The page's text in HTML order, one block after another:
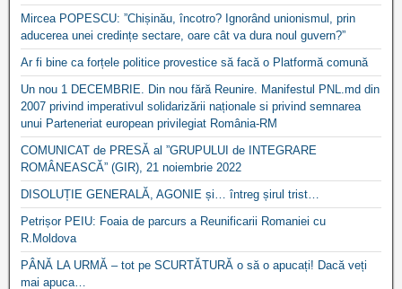
Mircea POPESCU: ”Chișinău, încotro? Ignorând unionismul, prin
aducerea unei credințe sectare, oare cât va dura noul guvern?”
Ar fi bine ca forțele politice provestice să facă o Platformă comună
Un nou 1 DECEMBRIE. Din nou fără Reunire. Manifestul PNL.md din
2007 privind imperativul solidarizării naționale si privind semnarea
unui Parteneriat european privilegiat România-RM
COMUNICAT de PRESĂ al ”GRUPULUI de INTEGRARE
ROMÂNEASCĂ” (GIR), 21 noiembrie 2022
DISOLUȚIE GENERALĂ, AGONIE și… întreg șirul trist…
Petrișor PEIU: Foaia de parcurs a Reunificarii Romaniei cu
R.Moldova
PÂNĂ LA URMĂ – tot pe SCURTĂTURĂ o să o apucați! Dacă veți
mai apuca…